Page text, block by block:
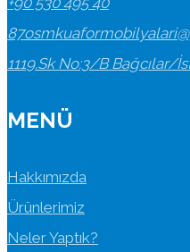
87
1119.Sk No:3/B Bağcılar/
MENÜ
Hakkımızda
Ürünlerimiz
Neler Yaptık?